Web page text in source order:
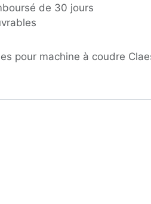
de 30 jours
pour machine à coudre